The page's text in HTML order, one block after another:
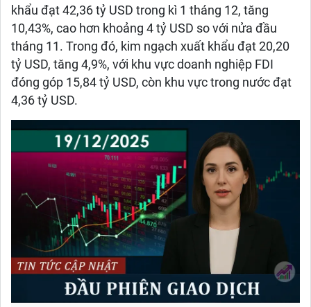
khẩu đạt 42,36 tỷ USD trong kì 1 tháng 12, tăng
10,43%, cao hơn khoảng 4 tỷ USD so với nửa đầu
tháng 11. Trong đó, kim ngạch xuất khẩu đạt 20,20
tỷ USD, tăng 4,9%, với khu vực doanh nghiệp FDI
đóng góp 15,84 tỷ USD, còn khu vực trong nước đạt
4,36 tỷ USD.